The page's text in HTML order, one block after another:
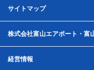
サイトマップ
株式会社富山エアポート・富
経営情報